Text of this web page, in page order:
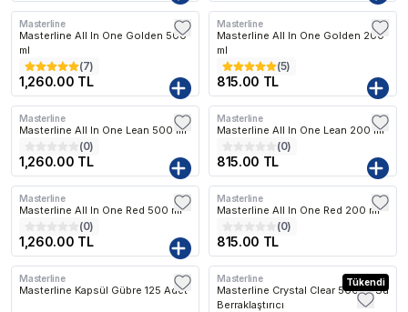
Kargo Bedava
Masterline
Masterline All In One Golden 500
ml
(7)
1,260.00 TL
Kargo Bedava
Masterline
Masterline All In One Golden 200
ml
(5)
815.00 TL
Kargo Bedava
Masterline
Masterline All In One Lean 500 ml
(0)
1,260.00 TL
Kargo Bedava
Masterline
Masterline All In One Lean 200 ml
(0)
815.00 TL
Kargo Bedava
Masterline
Masterline All In One Red 500 ml
(0)
1,260.00 TL
Kargo Bedava
Masterline
Masterline All In One Red 200 ml
(0)
815.00 TL
Kargo Bedava
Masterline
Masterline Kapsül Gübre 125 Adet
Kargo Bedava Tükendi
Masterline
Masterline Crystal Clear 500 ml Su
Berraklaştırıcı